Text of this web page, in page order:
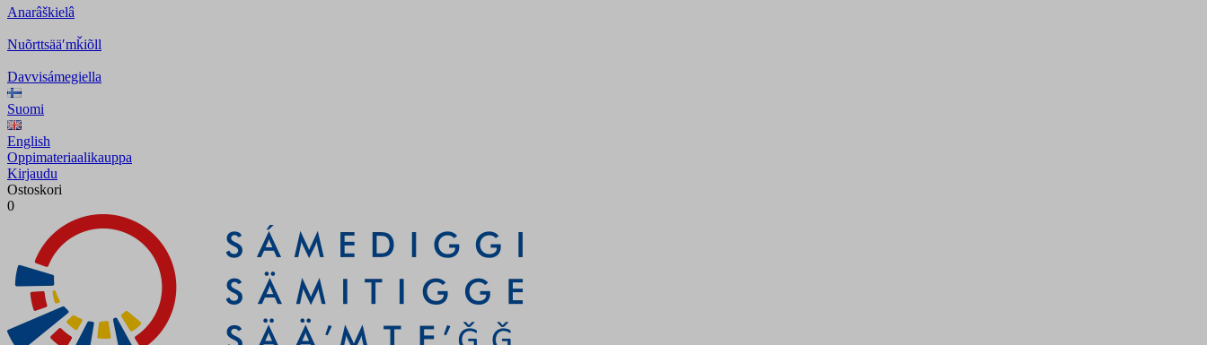
Anarâškielâ
Nuõrttsääʹmǩiõll
Davvisámegiella
Suomi
English
Oppimateriaalikauppa
Kirjaudu
Ostoskori
0